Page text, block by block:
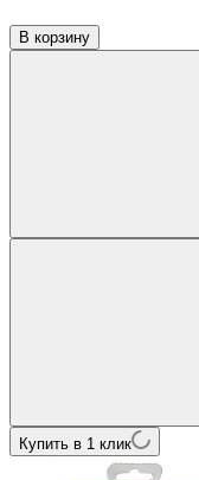
В корзину
Купить в 1 клик